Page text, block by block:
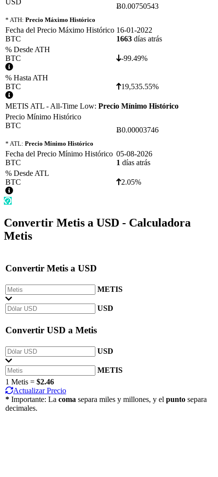
USD
* ATH: Precio Máximo Histórico
Ƀ0.00750543
Fecha del Precio Máximo Histórico
BTC
16-01-2022
1663 días atrás
% Desde ATH
BTC
-99.49%
% Hasta ATH
BTC
19,535.55%
METIS ATL - All-Time Low: Precio Mínimo Histórico
Precio Mínimo Histórico
BTC
* ATL: Precio Mínimo Histórico
Ƀ0.00003746
Fecha del Precio Mínimo Histórico
BTC
05-08-2026
1 días atrás
% Desde ATL
BTC
2.05%
Convertir Metis a USD - Calculadora
Metis
Convertir Metis a USD
METIS
USD
Convertir USD a Metis
USD
METIS
1 Metis = $2.46
Actualizar Precio
* Importante: La coma separa miles y millones, y el punto separa
decimales.